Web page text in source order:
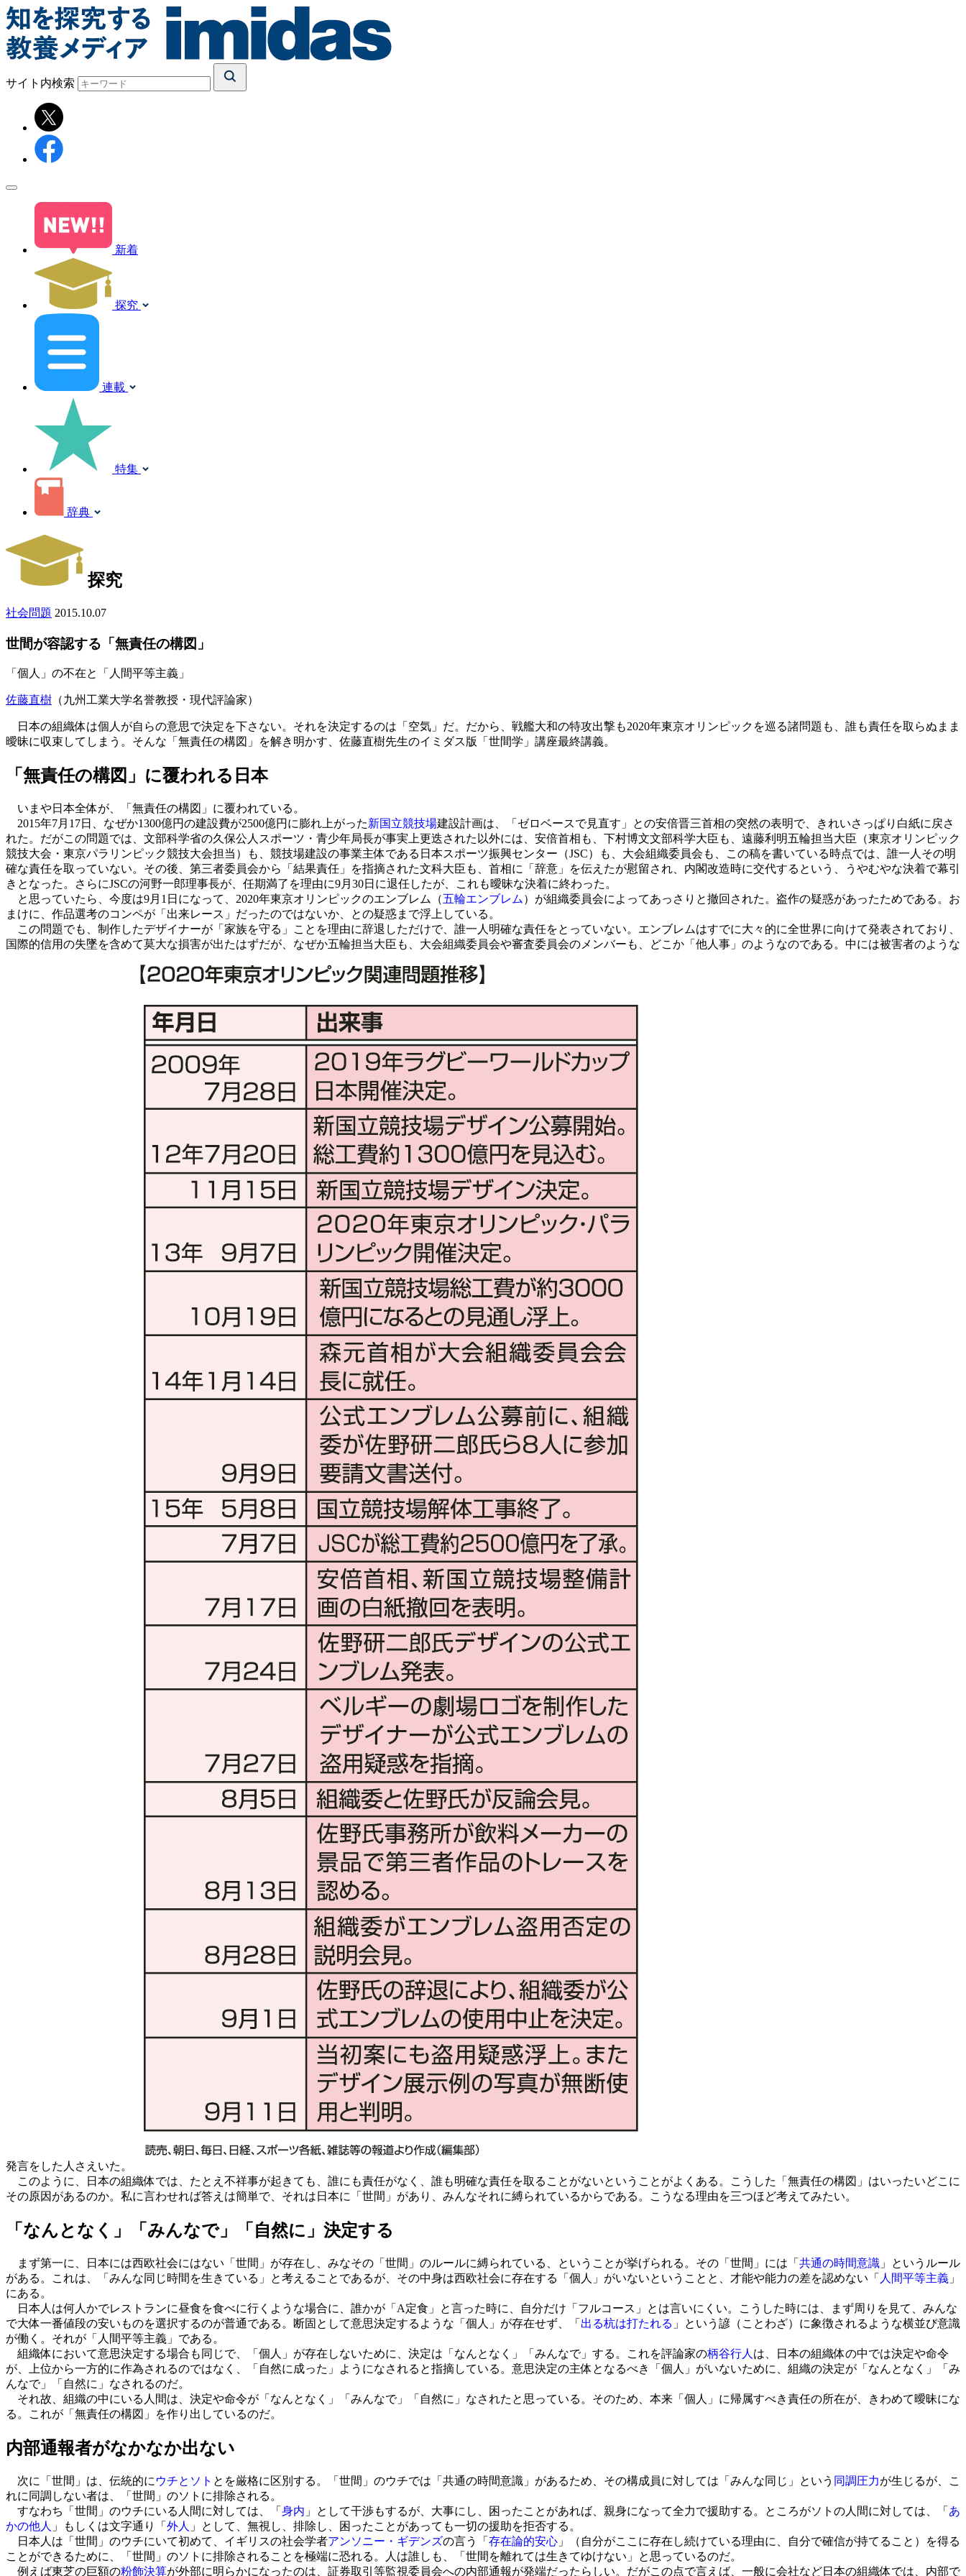
サイト内検索
新着
探究
連載
特集
辞典
探究
社会問題 2015.10.07
世間が容認する「無責任の構図」
「個人」の不在と「人間平等主義」
佐藤直樹 （九州工業大学名誉教授・現代評論家）
日本の組織体は個人が自らの意思で決定を下さない。それを決定するのは「空気」だ。だから、戦艦大和の特攻出撃も2020年東京オリンピックを巡る諸問題も、誰も責任を取らぬまま
曖昧に収束してしまう。そんな「無責任の構図」を解き明かす、佐藤直樹先生のイミダス版「世間学」講座最終講義。
「無責任の構図」に覆われる日本
いまや日本全体が、「無責任の構図」に覆われている。
2015年7月17日、なぜか1300億円の建設費が2500億円に膨れ上がった新国立競技場建設計画は、「ゼロベースで見直す」との安倍晋三首相の突然の表明で、きれいさっぱり白紙に戻さ
れた。だがこの問題では、文部科学省の久保公人スポーツ・青少年局長が事実上更迭された以外には、安倍首相も、下村博文文部科学大臣も、遠藤利明五輪担当大臣（東京オリンピック
競技大会・東京パラリンピック競技大会担当）も、競技場建設の事業主体である日本スポーツ振興センター（JSC）も、大会組織委員会も、この稿を書いている時点では、誰一人その明
確な責任を取っていない。その後、第三者委員会から「結果責任」を指摘された文科大臣も、首相に「辞意」を伝えたが慰留され、内閣改造時に交代するという、うやむやな決着で幕引
きとなった。さらにJSCの河野一郎理事長が、任期満了を理由に9月30日に退任したが、これも曖昧な決着に終わった。
と思っていたら、今度は9月1日になって、2020年東京オリンピックのエンブレム（五輪エンブレム ）が組織委員会によってあっさりと撤回された。盗作の疑惑があったためである。お
まけに、作品選考のコンペが「出来レース」だったのではないか、との疑惑まで浮上している。
この問題でも、制作したデザイナーが「家族を守る」ことを理由に辞退しただけで、誰一人明確な責任をとっていない。エンブレムはすでに大々的に全世界に向けて発表されており、
国際的信用の失墜を含めて莫大な損害が出たはずだが、なぜか五輪担当大臣も、大会組織委員会や審査委員会のメンバーも、どこか「他人事」のようなのである。中には被害者のような
発言をした人さえいた。
このように、日本の組織体では、たとえ不祥事が起きても、誰にも責任がなく、誰も明確な責任を取ることがないということがよくある。こうした「無責任の構図」はいったいどこに
その原因があるのか。私に言わせれば答えは簡単で、それは日本に「世間」があり、みんなそれに縛られているからである。こうなる理由を三つほど考えてみたい。
「なんとなく」「みんなで」「自然に」決定する
まず第一に、日本には西欧社会にはない「世間」が存在し、みなその「世間」のルールに縛られている、ということが挙げられる。その「世間」には「 共通の時間意識 」というルール
がある。これは、「みんな同じ時間を生きている」と考えることであるが、その中身は西欧社会に存在する「個人」がいないということと、才能や能力の差を認めない「 人間平等主義 」
にある。
日本人は何人かでレストランに昼食を食べに行くような場合に、誰かが「A定食」と言った時に、自分だけ「フルコース」とは言いにくい。こうした時には、まず周りを見て、みんな
で大体一番値段の安いものを選択するのが普通である。断固として意思決定するような「個人」が存在せず、「 出る杭は打たれる 」という諺（ことわざ）に象徴されるような横並び意識
が働く。それが「人間平等主義」である。
組織体において意思決定する場合も同じで、「個人」が存在しないために、決定は「なんとなく」「みんなで」する。これを評論家の柄谷行人 は、日本の組織体の中では決定や命令
が、上位から一方的に作為されるのではなく、「自然に成った」ようになされると指摘している。意思決定の主体となるべき「個人」がいないために、組織の決定が「なんとなく」「み
んなで」「自然に」なされるのだ。
それ故、組織の中にいる人間は、決定や命令が「なんとなく」「みんなで」「自然に」なされたと思っている。そのため、本来「個人」に帰属すべき責任の所在が、きわめて曖昧にな
る。これが「無責任の構図」を作り出しているのだ。
内部通報者がなかなか出ない
次に「世間」は、伝統的に ウチとソト とを厳格に区別する。「世間」のウチでは「共通の時間意識」があるため、その構成員に対しては「みんな同じ」という 同調圧力が生じるが、こ
れに同調しない者は、「世間」のソトに排除される。
すなわち「世間」のウチにいる人間に対しては、「 身内 」として干渉もするが、大事にし、困ったことがあれば、親身になって全力で援助する。ところがソトの人間に対しては、「 あ
かの他人 」もしくは文字通り「 外人 」として、無視し、排除し、困ったことがあっても一切の援助を拒否する。
日本人は「世間」のウチにいて初めて、イギリスの社会学者アンソニー・ギデンズの言う「 存在論的安心 」（自分がここに存在し続けている理由に、自分で確信が持てること）を得る
ことができるために、「世間」のソトに排除されることを極端に恐れる。人は誰しも、「世間を離れては生きてゆけない」と思っているのだ。
例えば東芝の巨額の粉飾決算が外部に明らかになったのは、証券取引等監視委員会への内部通報が発端だったらしい。だがこの点で言えば、一般に会社など日本の組織体では、内部で